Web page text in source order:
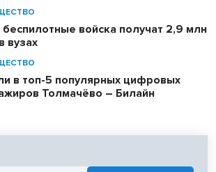
войска получат 2,9 млн
вузах
в топ-5 популярных цифровых
Толмачёво – Билайн